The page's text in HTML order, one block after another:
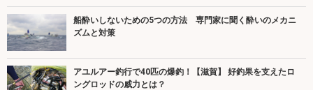
船酔いしないための5つの方法 専門家に聞く酔いのメカニ
ズムと対策
アユルアー釣行で40匹の爆釣！【滋賀】 好釣果を支えたロ
ングロッドの威力とは？